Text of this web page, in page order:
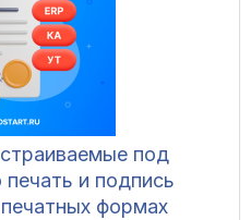
под
и подпись
формах